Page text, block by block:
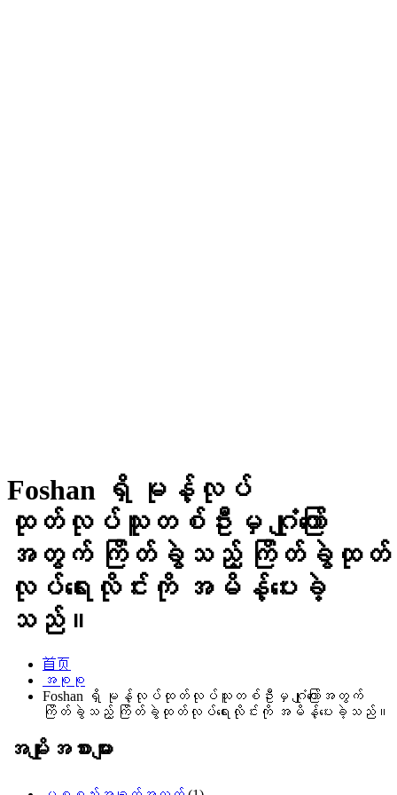
Foshan ရှိ မုန့်လုပ်
ထုတ်လုပ်သူတစ်ဦးမှ ဂျုံကြော်
အတွက် ကြိတ်ခွဲသည့် ကြိတ်ခွဲထုတ်
လုပ်ရေးလိုင်းကို အမိန့်ပေးခဲ့
သည်။
首页
အစုစု
Foshan ရှိ မုန့်လုပ်ထုတ်လုပ်သူတစ်ဦးမှ ဂျုံကြော်အတွက်
ကြိတ်ခွဲသည့် ကြိတ်ခွဲထုတ်လုပ်ရေးလိုင်းကို အမိန့်ပေးခဲ့သည်။
အမျိုးအစားများ